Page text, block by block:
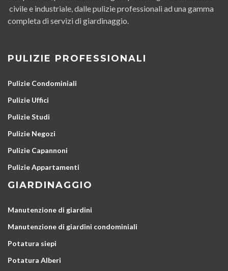
civile e industriale, dalle pulizie professionali ad una gamma
completa di servizi di giardinaggio.
PULIZIE PROFESSIONALI
Pulizie Condominiali
Pulizie Uffici
Pulizie Studi
Pulizie Negozi
Pulizie Capannoni
Pulizie Appartamenti
GIARDINAGGIO
Manutenzione di giardini
Manutenzione di giardini condominiali
Potatura siepi
Potatura Alberi